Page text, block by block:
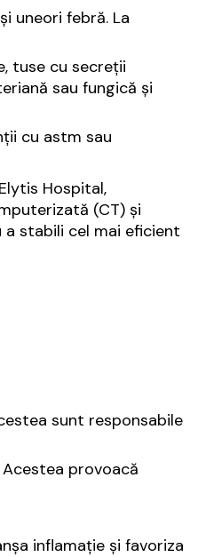
uneori febră. La
tuse cu secreții
sau fungică și
cu astm sau
Hospital,
(CT) și
stabili cel mai eficient
sunt responsabile
provoacă
inflamație și favoriza